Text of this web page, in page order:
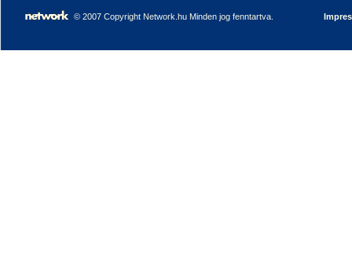
© 2007 Copyright Network.hu Minden jog fenntartva.